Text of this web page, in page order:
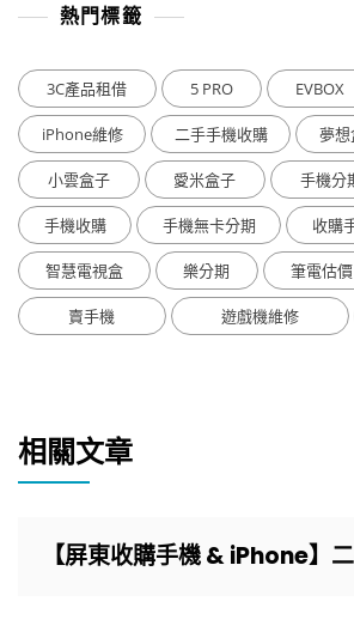
熱門標籤
3C產品租借 5 PRO EVBOX
iPhone維修 二手手機收購 夢想
小雲盒子 愛米盒子 手機分
手機收購 手機無卡分期 收購
智慧電視盒 樂分期 筆電估價
賣手機 遊戲機維修
相關文章